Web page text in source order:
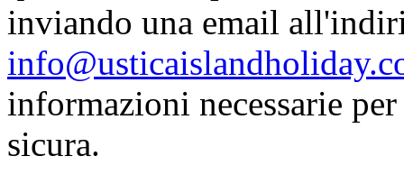
inviando una email
informazioni necessarie
sicura.